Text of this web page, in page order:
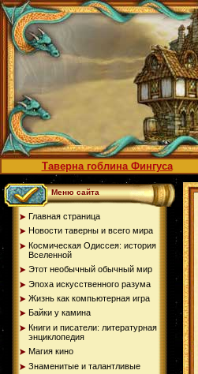
Таверна гоблина Фингуса
Меню сайта
Главная страница
Новости таверны и всего мира
Космическая Одиссея: история
Вселенной
Этот необычный обычный мир
Эпоха искусственного разума
Жизнь как компьютерная игра
Байки у камина
Книги и писатели: литературная
энциклопедия
Магия кино
Знаменитые и талантливые